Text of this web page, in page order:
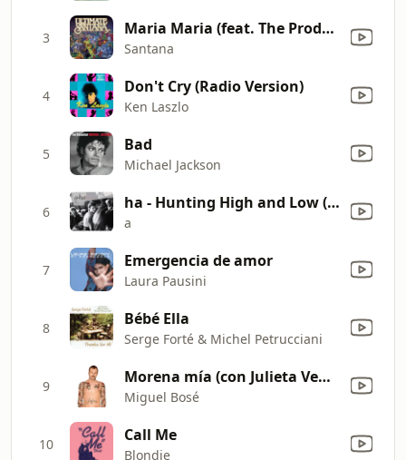
3 Maria Maria (feat. The Product G&B) [Radio Mix]
Santana
4 Don't Cry (Radio Version)
Ken Laszlo
5 Bad
Michael Jackson
6 ha - Hunting High and Low (Extended Remix)
a
7 Emergencia de amor
Laura Pausini
8 Bébé Ella
Serge Forté & Michel Petrucciani
9 Morena mía (con Julieta Venegas)
Miguel Bosé
10 Call Me
Blondie